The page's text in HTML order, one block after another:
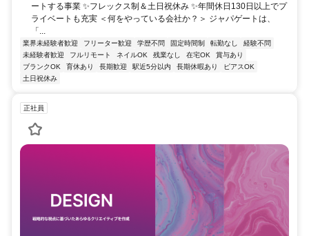
ートする事業 ✨フレックス制＆土日祝休み ✨年間休日130日以上でプ
ライベートも充実 ＜何をやっている会社か？＞ ジャパゲートは、
「...
業界未経験者歓迎 フリーター歓迎 学歴不問 固定時間制 転勤なし
経験不問
未経験者歓迎
フルリモート ネイルOK 残業なし 在宅OK
賞与あり
ブランクOK
育休あり 長期歓迎 駅近5分以内 長期休暇あり
ピアスOK
土日祝休み
正社員